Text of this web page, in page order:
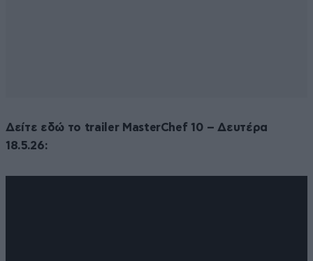
Δείτε εδώ το trailer MasterChef 10 – Δευτέρα
18.5.26: